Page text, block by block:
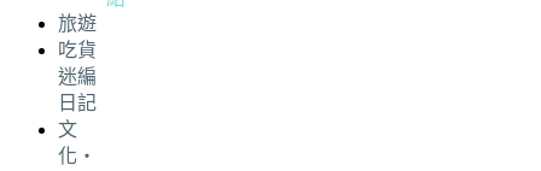
旅遊
吃貨
迷編
日記
文
化・